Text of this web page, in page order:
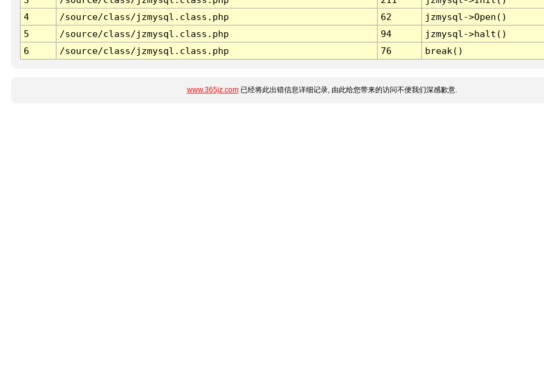
4
/source/class/jzmysql.class.php 62
jzmysql->Open()
5
/source/class/jzmysql.class.php 94
jzmysql->halt()
6
/source/class/jzmysql.class.php 76 break()
www.365jz.com已经将此出错信息详细记录, 由此给您带来的访问不便我们深感歉意.